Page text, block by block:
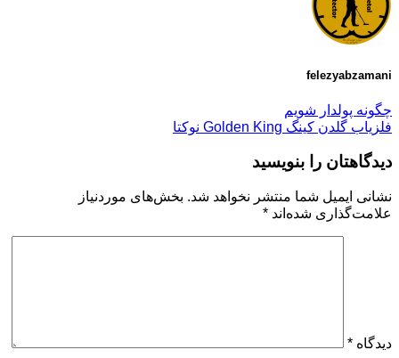
felezyabzamani
چگونه پولدار شویم
فلزیاب گلدن کینگ Golden King نوکتا
دیدگاهتان را بنویسید
نشانی ایمیل شما منتشر نخواهد شد. بخش‌های موردنیاز
علامت‌گذاری شده‌اند *
دیدگاه *